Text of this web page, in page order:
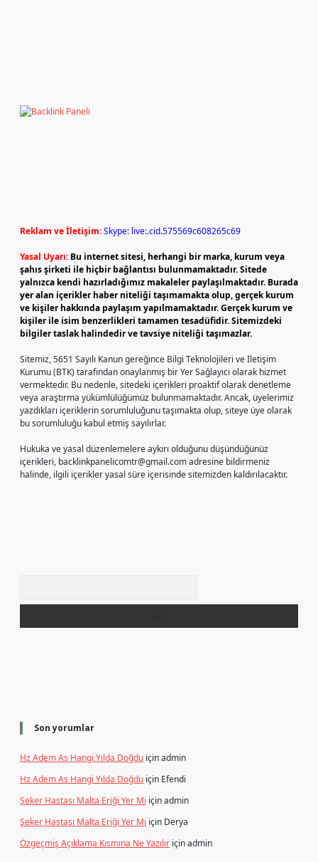
Reklam ve İletişim:Skype: live:.cid.575569c608265c69
Yasal Uyarı: Bu internet sitesi, herhangi bir marka, kurum veya
şahıs şirketi ile hiçbir bağlantısı bulunmamaktadır. Sitede
yalnızca kendi hazırladığımız makaleler paylaşılmaktadır. Burada
yer alan içerikler haber niteliği taşımamakta olup, gerçek kurum
ve kişiler hakkında paylaşım yapılmamaktadır. Gerçek kurum ve
kişiler ile isim benzerlikleri tamamen tesadüfidir. Sitemizdeki
bilgiler taslak halindedir ve tavsiye niteliği taşımazlar.
Sitemiz, 5651 Sayılı Kanun gereğince Bilgi Teknolojileri ve İletişim
Kurumu (BTK) tarafından onaylanmış bir Yer Sağlayıcı olarak hizmet
vermektedir. Bu nedenle, sitedeki içerikleri proaktif olarak denetleme
veya araştırma yükümlülüğümüz bulunmamaktadır. Ancak, üyelerimiz
yazdıkları içeriklerin sorumluluğunu taşımakta olup, siteye üye olarak
bu sorumluluğu kabul etmiş sayılırlar.
Hukuka ve yasal düzenlemelere aykırı olduğunu düşündüğünüz
içerikleri, backlinkpanelicomtr@gmail.comadresine bildirmeniz
halinde, ilgili içerikler yasal süre içerisinde sitemizden kaldırılacaktır.
Son yorumlar
Hz Adem As Hangi Yılda Doğdu içinadmin
Hz Adem As Hangi Yılda Doğdu için Efendi
Şeker Hastası Malta Eriği Yer Mi içinadmin
Şeker Hastası Malta Eriği Yer Mi için Derya
Özgeçmiş Açıklama Kısmına Ne Yazılır içinadmin